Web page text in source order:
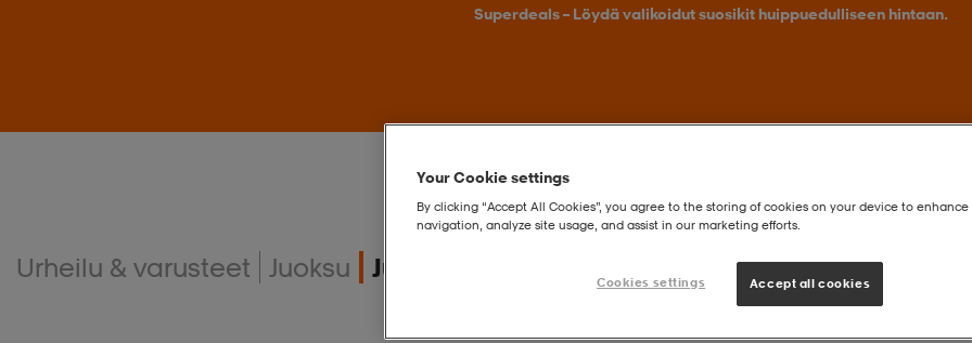
Superdeals – Löydä valikoidut suosikit huippuedulliseen hintaan.
Urheilu & varusteet Juoksu Juoksusukat
Your Cookie settings
By clicking “Accept All Cookies”, you agree to the storing of cookies on your device to enhance
navigation, analyze site usage, and assist in our marketing efforts.
Cookies settings Accept all cookies